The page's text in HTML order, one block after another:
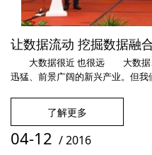
让数据流动 挖掘数据融
大数据很近 也很远 大数据、
迅猛、前景广阔的新兴产业。但
工作中。2016年伊始,在新金融世
因特睿CEO姚伟就给了我们
岛，就能让大数据创造更实际的
都存放在各自
了解更多
04-12 /2016